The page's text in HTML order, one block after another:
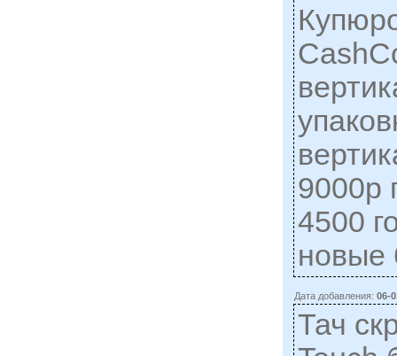
9000р
4500
новые
Дата добавления:06-
Тач